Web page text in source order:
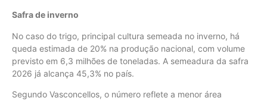
Safra de inverno
No caso do trigo, principal cultura semeada no inverno, há
queda estimada de 20% na produção nacional, com volume
previsto em 6,3 milhões de toneladas. A semeadura da safra
2026 já alcança 45,3% no país.
Segundo Vasconcellos, o número reflete a menor área